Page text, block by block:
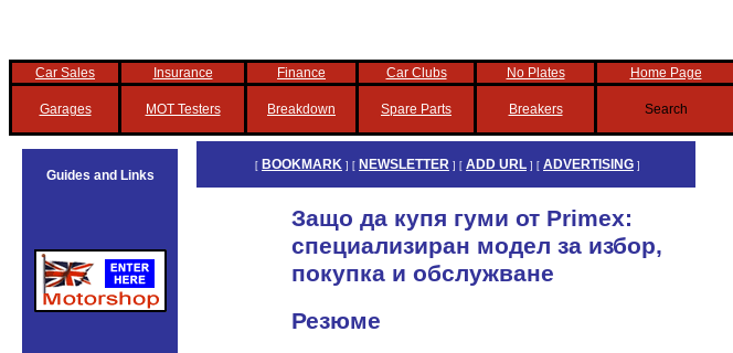
Car Sales Insurance Finance Car Clubs No Plates Home Page
Garages MOT Testers Breakdown Spare Parts Breakers Search
Guides and Links
[ BOOKMARK ] [ NEWSLETTER ] [ ADD URL ] [ ADVERTISING ]
Защо да купя гуми от Primex:
специализиран модел за избор,
покупка и обслужване
Резюме